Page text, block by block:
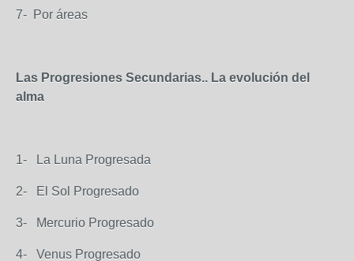
7- Por áreas
Las Progresiones Secundarias.. La evolución del
alma
1- La Luna Progresada
2- El Sol Progresado
3- Mercurio Progresado
4- Venus Progresado